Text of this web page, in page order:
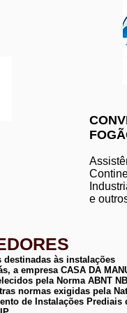
e
destinadas às instalações
a empresa CASA DA
pela Norma ABNT
normas exigidas pela
de Instalações Prediais